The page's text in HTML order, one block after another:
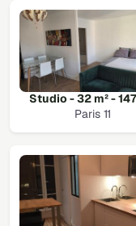
Studio - 32 m² -
Paris 11